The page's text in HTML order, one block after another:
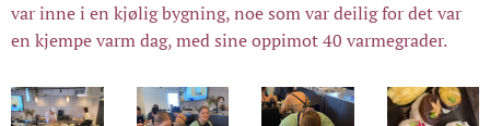
var inne i en kjølig bygning, noe som var deilig for det var
en kjempe varm dag, med sine oppimot 40 varmegrader.